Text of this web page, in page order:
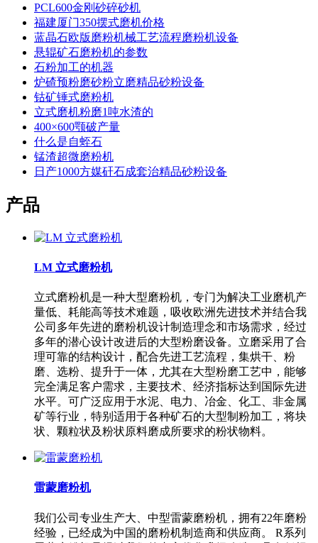
PCL600金刚砂碎砂机
福建厦门350摆式磨机价格
蓝晶石欧版磨粉机械工艺流程磨粉机设备
悬辊矿石磨粉机的参数
石粉加工的机器
炉碴预粉磨砂粉立磨精品砂粉设备
钴矿锤式磨粉机
立式磨机粉磨1吨水渣的
400×600颚破产量
什么是自蛭石
锰渣超微磨粉机
日产1000方媒矸石成套治精品砂粉设备
产品
LM 立式磨粉机
立式磨粉机是一种大型磨粉机，专门为解决工业磨机产
量低、耗能高等技术难题，吸收欧洲先进技术并结合我
公司多年先进的磨粉机设计制造理念和市场需求，经过
多年的潜心设计改进后的大型粉磨设备。立磨采用了合
理可靠的结构设计，配合先进工艺流程，集烘干、粉
磨、选粉、提升于一体，尤其在大型粉磨工艺中，能够
完全满足客户需求，主要技术、经济指标达到国际先进
水平。可广泛应用于水泥、电力、冶金、化工、非金属
矿等行业，特别适用于各种矿石的大型制粉加工，将块
状、颗粒状及粉状原料磨成所要求的粉状物料。
雷蒙磨粉机
我们公司专业生产大、中型雷蒙磨粉机，拥有22年磨粉
经验，已经成为中国的磨粉机制造商和供应商。 R系列